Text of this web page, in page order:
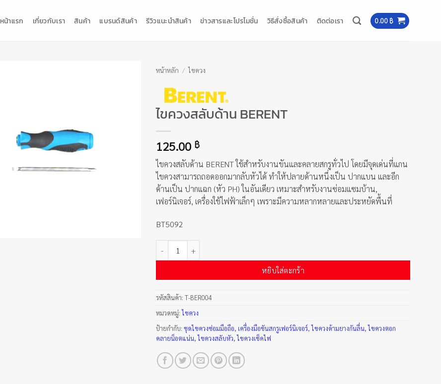
หน้าแรก เกี่ยวกับเรา สินค้า แบรนด์สินค้า รีวิวแนะนำสินค้า ข่าวสารและโปรโมชั่น วิธีสั่งซื้อสินค้า ติดต่อเรา 0.00 ฿
หน้าหลัก / ไขควง
ไขควงสลับด้าน BERENT
125.00 ฿
ไขควงสลับด้าน BERENT ใช้สำหรับงานขันและคลายสกรูทั่วไป โดยมีจุดเด่นที่แกน
ไขควงสามารถถอดออกมากลับหัวได้ ทำให้ปลายด้านหนึ่งเป็น ปากแบน และอีก
ด้านเป็น ปากแฉก (หัว PH) ในอันเดียว เหมาะสำหรับงานซ่อมแซมบ้าน,
เฟอร์นิเจอร์, เครื่องใช้ไฟฟ้าเล็กๆ เพราะมีความหลากหลายและประหยัดพื้นที่
BT5092
หยิบใส่ตะกร้า
รหัสสินค้า:T-BER004
หมวดหมู่:ไขควง
ป้ายกำกับ:ชุดไขควงซ่อมมือถือ, เครื่องมือขันสกรูเฟอร์นิเจอร์,ไขควงด้ามยางกันลื่น,ไขควงตอก
คลายน็อตแน่น,ไขควงสลับหัว,ไขควงเช็คไฟ